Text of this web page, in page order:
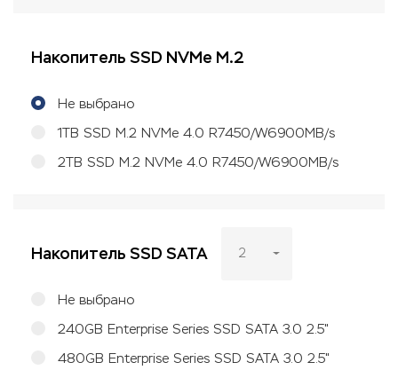
Накопитель SSD NVMe M.2
Не выбрано
1TB SSD M.2 NVMe 4.0 R7450/W6900MB/s
2TB SSD M.2 NVMe 4.0 R7450/W6900MB/s
Накопитель SSD SATA 2
Не выбрано
240GB Enterprise Series SSD SATA 3.0 2.5"
480GB Enterprise Series SSD SATA 3.0 2.5"